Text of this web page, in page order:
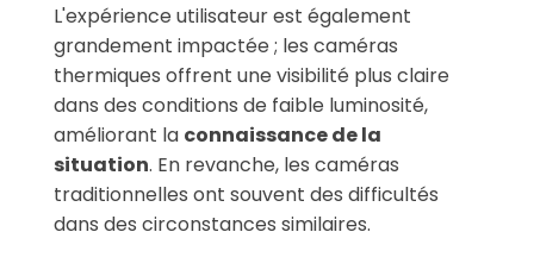
L'expérience utilisateur est également
grandement impactée ; les caméras
thermiques offrent une visibilité plus claire
dans des conditions de faible luminosité,
améliorant la connaissance de la
situation. En revanche, les caméras
traditionnelles ont souvent des difficultés
dans des circonstances similaires.